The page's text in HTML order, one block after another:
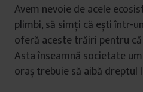
Avem nevoie de acele
plimbi, să simți că ești într-
oferă aceste trăiri pentru
Asta înseamnă societate
oraș trebuie să aibă dreptul